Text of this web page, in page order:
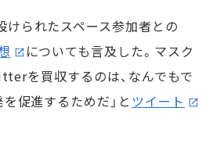
られたスペース参加者との
についても言及した。マスク
を買収するのは、なんでもで
を促進するためだ」と ツイート